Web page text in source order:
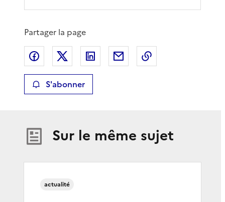
Partager la page
Partager sur Facebook
Partager sur XPartager sur LinkedIn
Partager par email
S'abonner
Sur le même sujet
actualité